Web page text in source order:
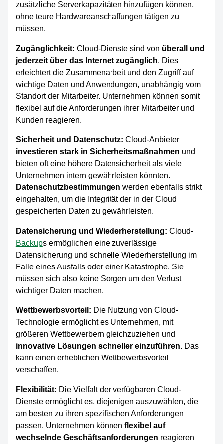
zusätzliche Serverkapazitäten hinzufügen können,
ohne teure Hardwareanschaffungen tätigen zu
müssen.
Zugänglichkeit: Cloud-Dienste sind von überall und
jederzeit über das Internet zugänglich. Dies
erleichtert die Zusammenarbeit und den Zugriff auf
wichtige Daten und Anwendungen, unabhängig vom
Standort der Mitarbeiter. Unternehmen können somit
flexibel auf die Anforderungen ihrer Mitarbeiter und
Kunden reagieren.
Sicherheit und Datenschutz: Cloud-Anbieter
investieren stark in Sicherheitsmaßnahmen und
bieten oft eine höhere Datensicherheit als viele
Unternehmen intern gewährleisten könnten.
Datenschutzbestimmungen werden ebenfalls strikt
eingehalten, um die Integrität der in der Cloud
gespeicherten Daten zu gewährleisten.
Datensicherung und Wiederherstellung: Cloud-
Backups ermöglichen eine zuverlässige
Datensicherung und schnelle Wiederherstellung im
Falle eines Ausfalls oder einer Katastrophe. Sie
müssen sich also keine Sorgen um den Verlust
wichtiger Daten machen.
Wettbewerbsvorteil: Die Nutzung von Cloud-
Technologie ermöglicht es Unternehmen, mit
größeren Wettbewerbern gleichzuziehen und
innovative Lösungen schneller einzuführen. Das
kann einen erheblichen Wettbewerbsvorteil
verschaffen.
Flexibilität: Die Vielfalt der verfügbaren Cloud-
Dienste ermöglicht es, diejenigen auszuwählen, die
am besten zu ihren spezifischen Anforderungen
passen. Unternehmen können flexibel auf
wechselnde Geschäftsanforderungen reagieren